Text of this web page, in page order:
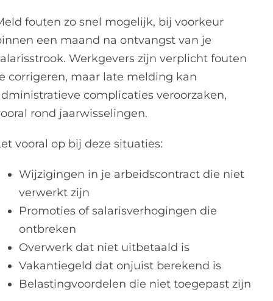
fouten zo snel mogelijk, bij voorkeur
een maand na ontvangst van je
Werkgevers zijn verplicht fouten
corrigeren, maar late melding kan
complicaties veroorzaken,
rond jaarwisselingen.
vooral op bij deze situaties:
Wijzigingen in je arbeidscontract die niet
verwerkt zijn
Promoties of salarisverhogingen die
ontbreken
Overwerk dat niet uitbetaald is
Vakantiegeld dat onjuist berekend is
Belastingvoordelen die niet toegepast zijn